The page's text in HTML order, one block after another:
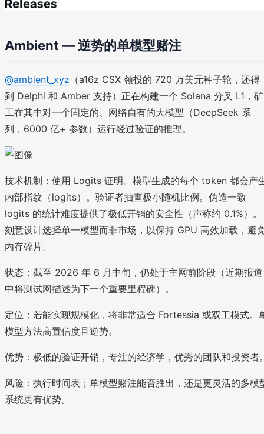
Ambient — 逆势的单模型赌注
@ambient_xyz （a16z CSX 领投的 720 万美元种子轮，还得
到 Delphi 和 Amber 支持）正在构建一个 Solana 分叉 L1，矿
工在其中对一个固定的、网络自有的大模型（DeepSeek 系
列，6000 亿+ 参数）运行经过验证的推理。
技术机制：使用 Logits 证明。模型生成的每个 token 都会产
内部指纹（logits）。验证者抽查极小随机比例。伪造一致
logits 的统计难度提供了极低开销的安全性（声称约 0.1%）。
刻意设计选择单一模型而非市场，以保持 GPU 高效加载，避
内存碎片。
状态：截至 2026 年 6 月中旬，仍处于主网前阶段（近期报道
中将测试网描述为下一个重要里程碑）。
定位：若能实现规模化，将非常适合 Fortessia 或双工模式。
模型方法高置信度且逆势。
优势：极低的验证开销，专注的经济学，优秀的团队和投资者
风险：执行时间表；单模型赌注能否胜出，还是更灵活的多模
系统更有优势。